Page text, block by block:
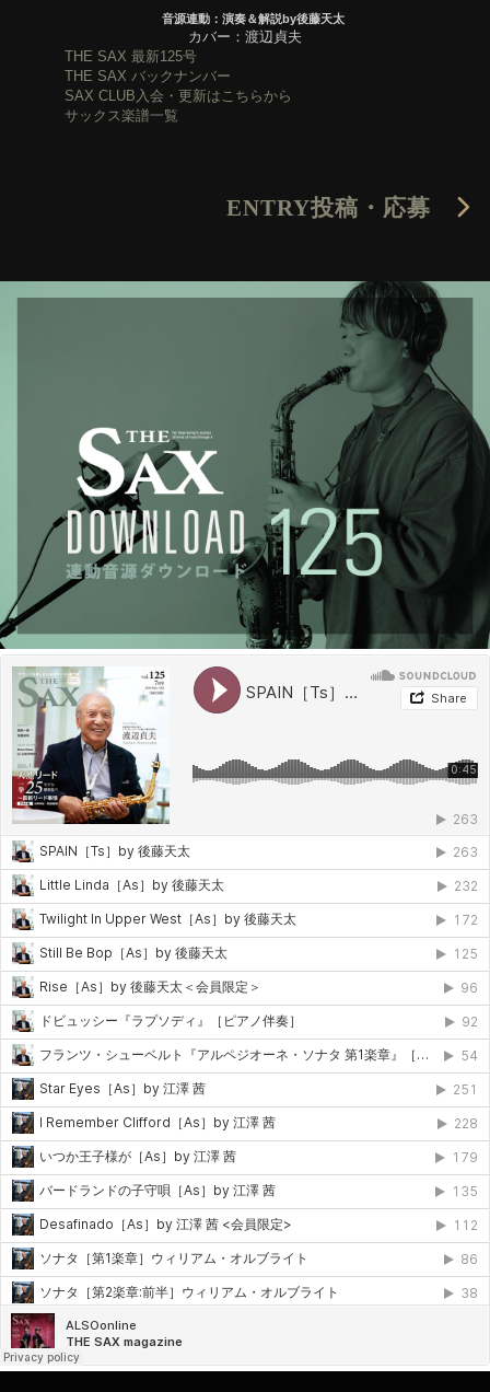
音源連動：演奏＆解説by後藤天太
カバー：渡辺貞夫
THE SAX 最新125号
THE SAX バックナンバー
SAX CLUB入会・更新はこちらから
サックス楽譜一覧
ENTRY投稿・応募